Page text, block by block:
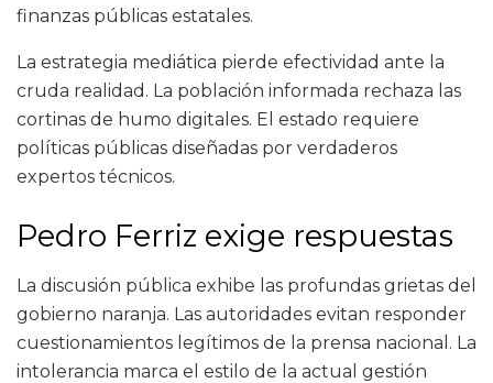
finanzas públicas estatales.
La estrategia mediática pierde efectividad ante la
cruda realidad. La población informada rechaza las
cortinas de humo digitales. El estado requiere
políticas públicas diseñadas por verdaderos
expertos técnicos.
Pedro Ferriz exige respuestas
La discusión pública exhibe las profundas grietas del
gobierno naranja. Las autoridades evitan responder
cuestionamientos legítimos de la prensa nacional. La
intolerancia marca el estilo de la actual gestión